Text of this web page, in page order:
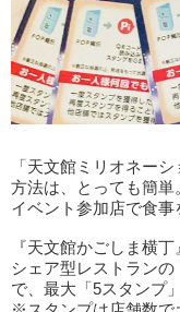
「天文館ミリオネー
方法は、とっても簡単
イベント参加店で食事
『天文館かごしま横
シェア型レストラン
で、最大「5スタンプ